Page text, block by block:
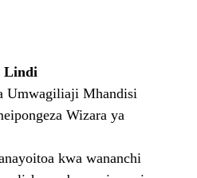
Lindi
Umwagiliaji Mhandisi
Wizara ya
kwa wananchi